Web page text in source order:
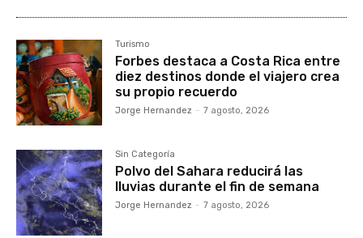
Turismo
Forbes destaca a Costa Rica entre
diez destinos donde el viajero crea
su propio recuerdo
Jorge Hernandez - 7 agosto, 2026
Sin Categoría
Polvo del Sahara reducirá las
lluvias durante el fin de semana
Jorge Hernandez - 7 agosto, 2026